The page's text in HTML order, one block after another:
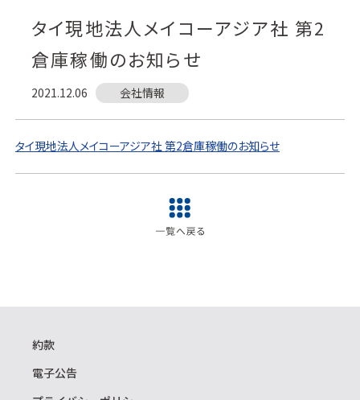
タイ現地法人メイコーアジア社 第2
倉庫稼働のお知らせ
2021.12.06 会社情報
タイ現地法人メイコーアジア社 第2倉庫稼働のお知らせ
約款
電子公告